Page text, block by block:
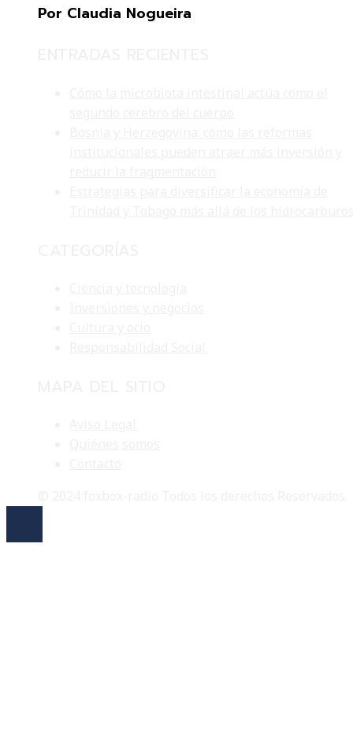
Por Claudia Nogueira